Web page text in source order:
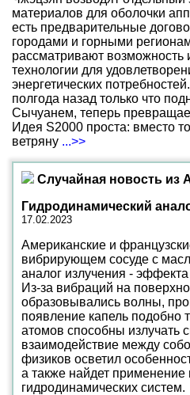
материалов для оболочки
есть предварительные
городами и горными
рассматривают возможность
технологии для
энергетических
полгода назад только что
Сычуанем, теперь
Идея S2000 проста: вместо
ветряну ...>>
Случайная новость из
Гидродинамический
17.02.2023
Американские и
вибрирующем сосуде с
аналог излучения - эффекта
Из-за вибраций на
образовывались волны,
появление капель подобно
атомов способны излучать
взаимодействие между
физиков осветил
а также найдет применение
гидродинамических систем.